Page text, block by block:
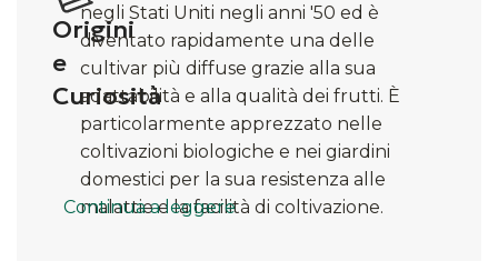
Origini
e
Curiosità
negli Stati Uniti negli anni '50 ed è
diventato rapidamente una delle
cultivar più diffuse grazie alla sua
adattabilità e alla qualità dei frutti. È
particolarmente apprezzato nelle
coltivazioni biologiche e nei giardini
domestici per la sua resistenza alle
malattie e la facilità di coltivazione.
Continua a leggere